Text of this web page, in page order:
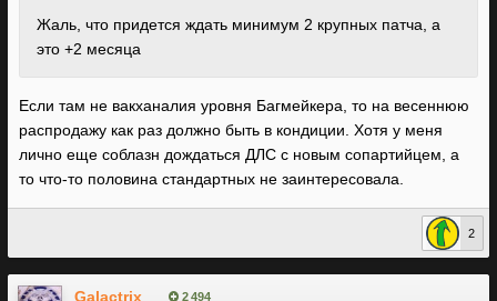
Жаль, что придется ждать минимум 2 крупных патча, а
это +2 месяца
Если там не вакханалия уровня Багмейкера, то на весеннюю
распродажу как раз должно быть в кондиции. Хотя у меня
лично еще соблазн дождаться ДЛС с новым сопартийцем, а
то что-то половина стандартных не заинтересовала.
2
Galactrix 2 494